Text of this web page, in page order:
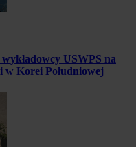
USWPS na
w Korei Południowej